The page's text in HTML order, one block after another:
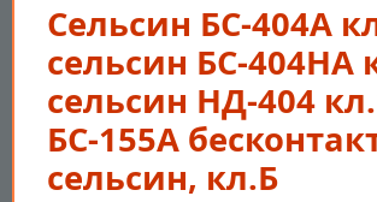
Сельсин БС-404А
cельсин БС-404НА
cельсин НД-404
БС-155А
сельсин, кл.Б